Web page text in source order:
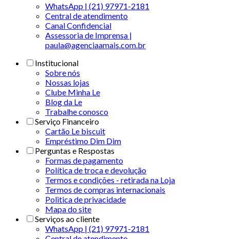
WhatsApp | (21) 97971-2181
Central de atendimento
Canal Confidencial
Assessoria de Imprensa |
paula@agenciaamais.com.br
Institucional
Sobre nós
Nossas lojas
Clube Minha Le
Blog da Le
Trabalhe conosco
Serviço Financeiro
Cartão Le biscuit
Empréstimo Dim Dim
Perguntas e Respostas
Formas de pagamento
Política de troca e devolução
Termos e condições - retirada na Loja
Termos de compras internacionais
Politica de privacidade
Mapa do site
Serviços ao cliente
WhatsApp | (21) 97971-2181